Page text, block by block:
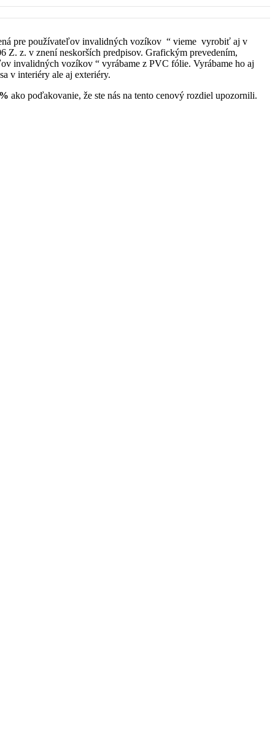
pre používateľov invalidných vozíkov “ vieme vyrobiť aj v
Z. z. v znení neskorších predpisov. Grafickým prevedením,
invalidných vozíkov “ vyrábame z PVC fólie. Vyrábame ho aj
v interiéry ale aj exteriéry.
ako poďakovanie, že ste nás na tento cenový rozdiel upozornili.